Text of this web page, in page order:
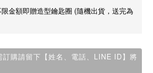
金額即贈造型鑰匙圈 (隨機出貨，送完為
訂購請留下【姓名、電話、LINE ID】將